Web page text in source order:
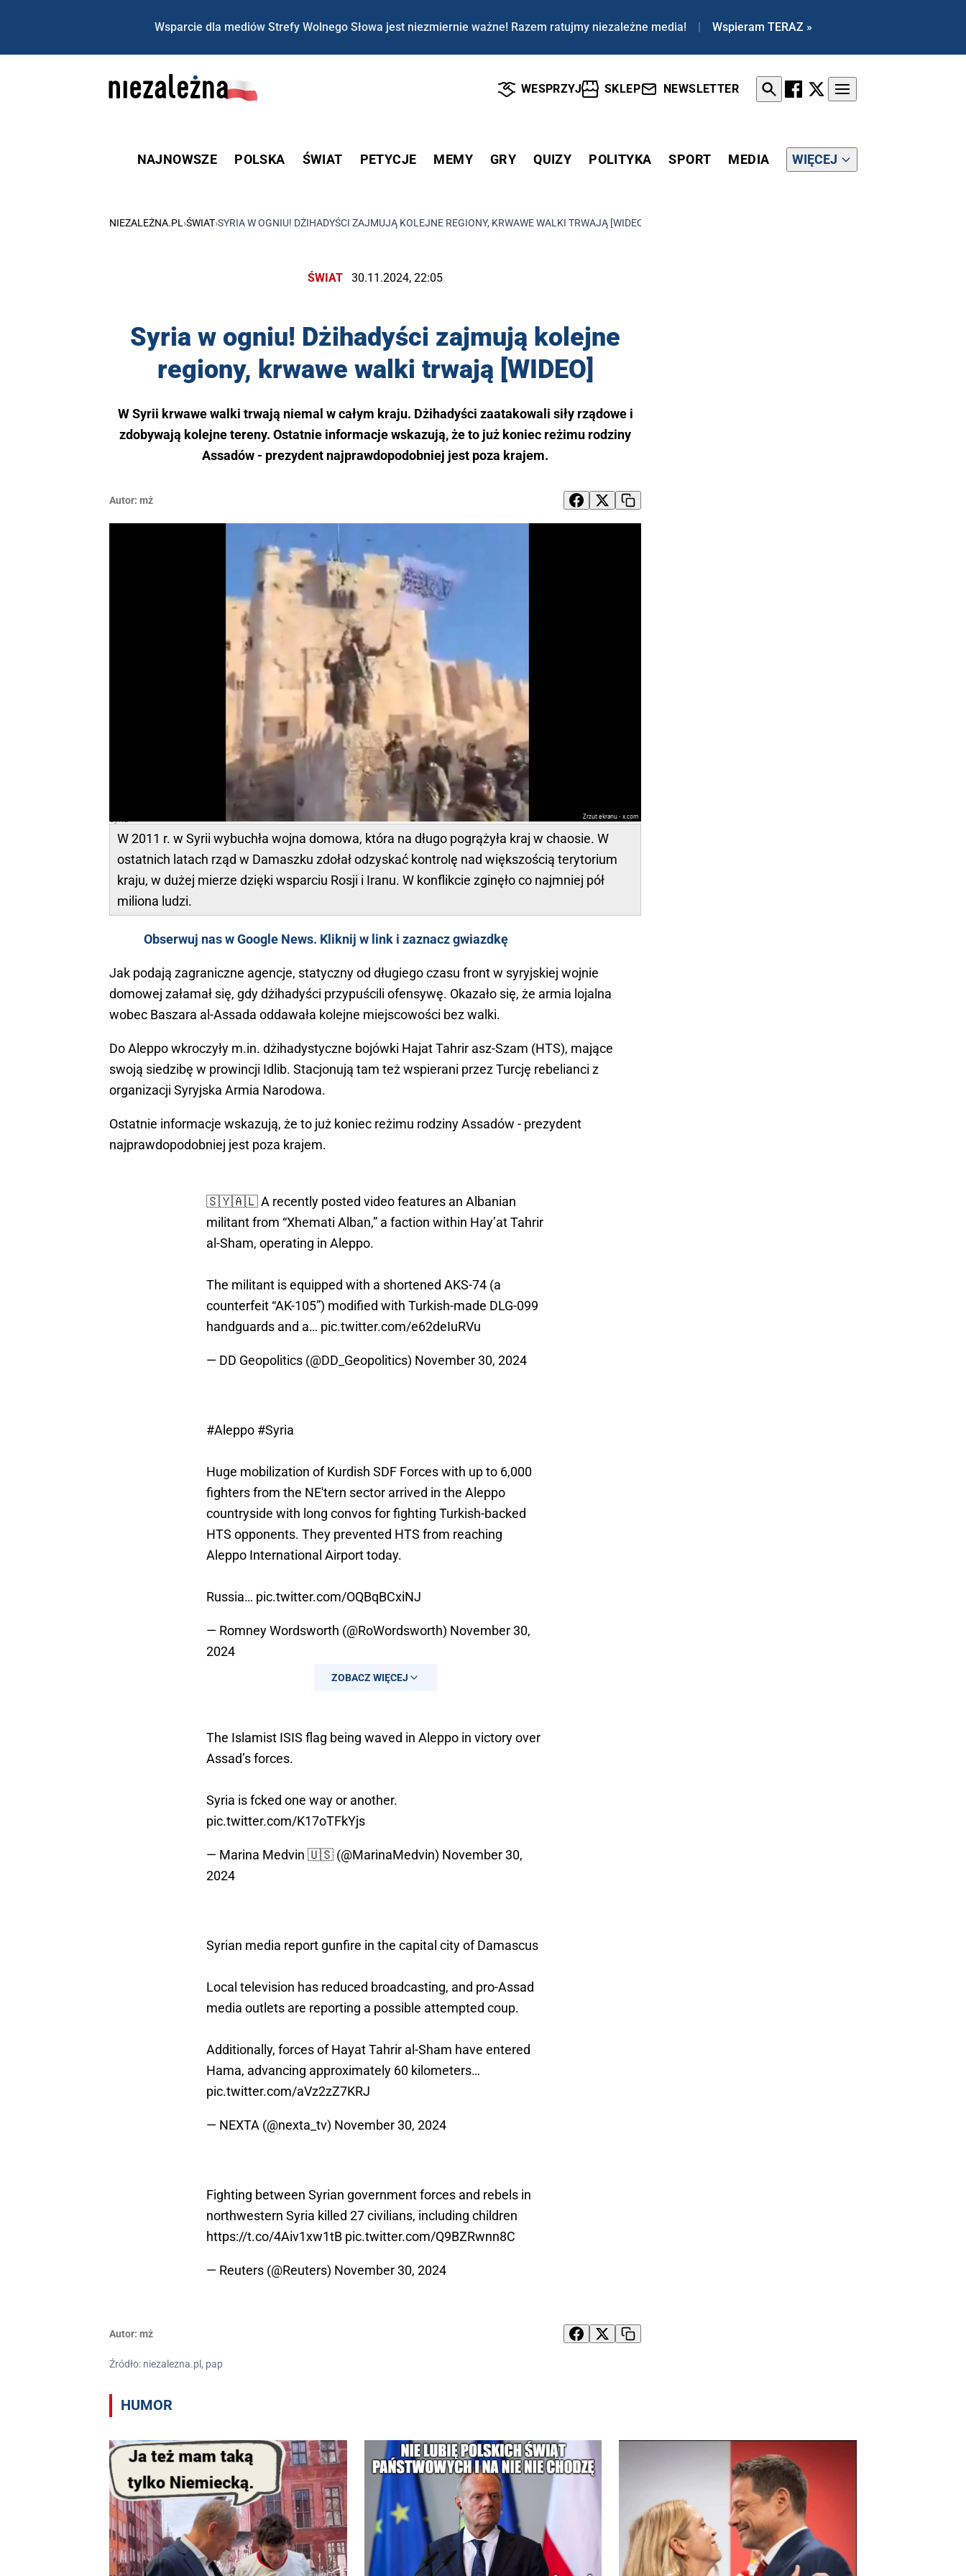
Wsparcie dla mediów Strefy Wolnego Słowa jest niezmiernie ważne! Razem ratujmy niezależne media! | Wspieram TERAZ »
WESPRZYJ SKLEP NEWSLETTER
NAJNOWSZE POLSKA ŚWIAT PETYCJE MEMY GRY QUIZY POLITYKA SPORT MEDIA WIĘCEJ
NIEZALEŻNA.PL ›ŚWIAT›SYRIA W OGNIU! DŻIHADYŚCI ZAJMUJĄ KOLEJNE REGIONY, KRWAWE WALKI TRWAJĄ [WIDEO]
ŚWIAT 30.11.2024, 22:05
Syria w ogniu! Dżihadyści zajmują kolejne
regiony, krwawe walki trwają [WIDEO]
W Syrii krwawe walki trwają niemal w całym kraju. Dżihadyści zaatakowali siły rządowe i
zdobywają kolejne tereny. Ostatnie informacje wskazują, że to już koniec reżimu rodziny
Assadów - prezydent najprawdopodobniej jest poza krajem.
Autor: mż
Zrzut ekranu - x.com
Syria
W 2011 r. w Syrii wybuchła wojna domowa, która na długo pogrążyła kraj w chaosie. W
ostatnich latach rząd w Damaszku zdołał odzyskać kontrolę nad większością terytorium
kraju, w dużej mierze dzięki wsparciu Rosji i Iranu. W konflikcie zginęło co najmniej pół
miliona ludzi.
Obserwuj nas w Google News. Kliknij w link i zaznacz gwiazdkę
Jak podają zagraniczne agencje, statyczny od długiego czasu front w syryjskiej wojnie
domowej załamał się, gdy dżihadyści przypuścili ofensywę. Okazało się, że armia lojalna
wobec Baszara al-Assada oddawała kolejne miejscowości bez walki.
Do Aleppo wkroczyły m.in. dżihadystyczne bojówki Hajat Tahrir asz-Szam (HTS), mające
swoją siedzibę w prowincji Idlib. Stacjonują tam też wspierani przez Turcję rebelianci z
organizacji Syryjska Armia Narodowa.
Ostatnie informacje wskazują, że to już koniec reżimu rodziny Assadów - prezydent
najprawdopodobniej jest poza krajem.
🇸🇾🇦🇱 A recently posted video features an Albanian
militant from “Xhemati Alban,” a faction within Hay’at Tahrir
al-Sham, operating in Aleppo.
The militant is equipped with a shortened AKS-74 (a
counterfeit “AK-105”) modified with Turkish-made DLG-099
handguards and a… pic.twitter.com/e62deIuRVu
— DD Geopolitics (@DD_Geopolitics) November 30, 2024
#Aleppo #Syria
Huge mobilization of Kurdish SDF Forces with up to 6,000
fighters from the NE'tern sector arrived in the Aleppo
countryside with long convos for fighting Turkish-backed
HTS opponents. They prevented HTS from reaching
Aleppo International Airport today.
Russia… pic.twitter.com/OQBqBCxiNJ
— Romney Wordsworth (@RoWordsworth) November 30,
2024
ZOBACZ WIĘCEJ
The Islamist ISIS flag being waved in Aleppo in victory over
Assad’s forces.
Syria is fcked one way or another.
pic.twitter.com/K17oTFkYjs
— Marina Medvin 🇺🇸 (@MarinaMedvin) November 30,
2024
Syrian media report gunfire in the capital city of Damascus
Local television has reduced broadcasting, and pro-Assad
media outlets are reporting a possible attempted coup.
Additionally, forces of Hayat Tahrir al-Sham have entered
Hama, advancing approximately 60 kilometers…
pic.twitter.com/aVz2zZ7KRJ
— NEXTA (@nexta_tv) November 30, 2024
Fighting between Syrian government forces and rebels in
northwestern Syria killed 27 civilians, including children
https://t.co/4Aiv1xw1tB pic.twitter.com/Q9BZRwnn8C
— Reuters (@Reuters) November 30, 2024
Autor: mż
Źródło: niezalezna.pl, pap
HUMOR